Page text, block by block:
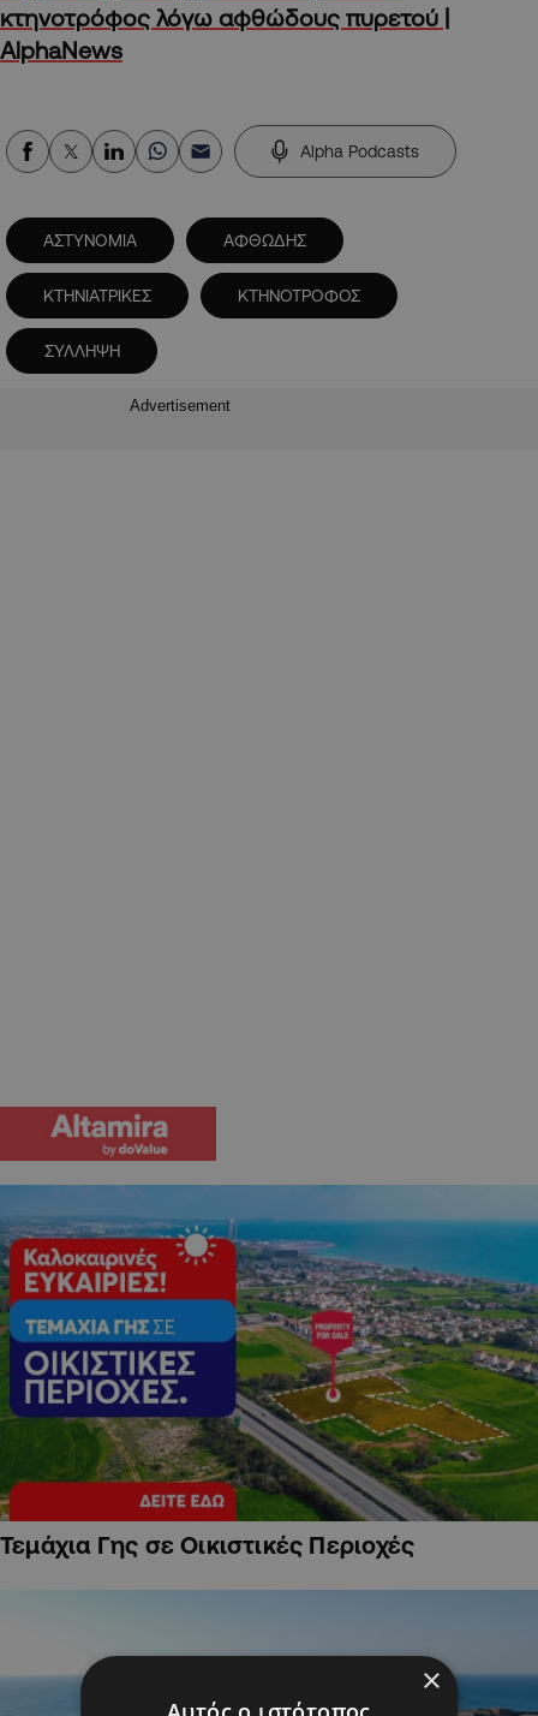
κτηνοτρόφος λόγω αφθώδους πυρετού |
AlphaNews
Alpha Podcasts
ΑΣΤΥΝΟΜΙΑ ΑΦΘΩΔΗΣ
ΚΤΗΝΙΑΤΡΙΚΕΣ ΚΤΗΝΟΤΡΟΦΟΣ
ΣΥΛΛΗΨΗ
Advertisement
Τεμάχια Γης σε Οικιστικές Περιοχές
×